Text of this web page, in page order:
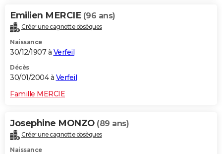
Emilien MERCIE (96 ans)
Créer une cagnotte obsèques
Naissance
30/12/1907 à Verfeil
Décès
30/01/2004 à Verfeil
Famille MERCIE
Josephine MONZO (89 ans)
Créer une cagnotte obsèques
Naissance